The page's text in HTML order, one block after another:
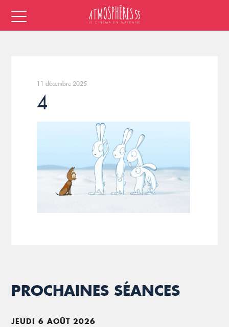
11 décembre 2025
4
PROCHAINES SÉANCES
JEUDI 6 AOÛT 2026